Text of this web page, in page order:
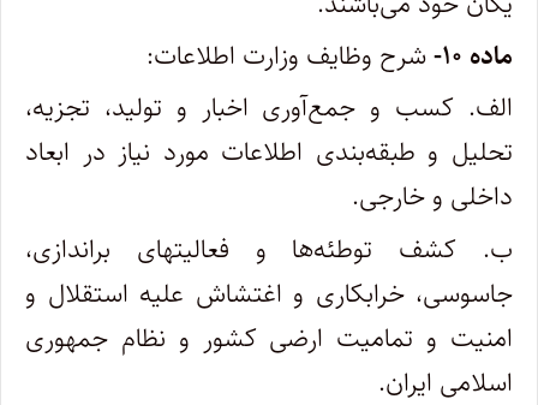
ماده ۱۰-
شرح وظایف وزارت اطلاعات:
‌الف. کسب و جمع‌آوری اخبار و تولید، تجزیه،
تحلیل و طبقه‌بندی اطلاعات مورد نیاز در ابعاد
داخلی و خارجی.
ب. کشف توطئه‌ها و فعالیتهای براندازی،
جاسوسی، خرابکاری و اغتشاش علیه استقلال و
امنیت و تمامیت ارضی کشور و نظام جمهوری
اسلامی ایران.